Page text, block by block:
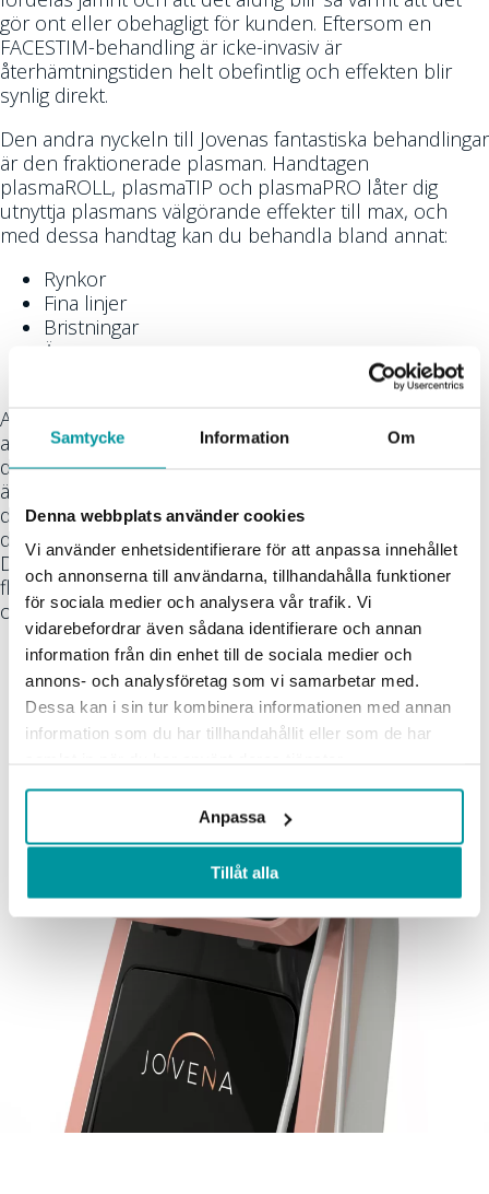
Samtycke Information Om
Denna webbplats använder cookies
Vi använder enhetsidentifierare för att anpassa innehållet
och annonserna till användarna, tillhandahålla funktioner
för sociala medier och analysera vår trafik. Vi
vidarebefordrar även sådana identifierare och annan
information från din enhet till de sociala medier och
annons- och analysföretag som vi samarbetar med.
Dessa kan i sin tur kombinera informationen med annan
information som du har tillhandahållit eller som de har
Tillåt alla
Anpassa
gör ont eller obehagligt för kunden. Eftersom en
FACESTIM-behandling är icke-invasiv är
återhämtningstiden helt obefintlig och effekten blir
synlig direkt.
Den andra nyckeln till Jovenas fantastiska behandlingar
är den fraktionerade plasman. Handtagen
plasmaROLL, plasmaTIP och plasmaPRO låter dig
utnyttja plasmans välgörande effekter till max, och
med dessa handtag kan du behandla bland annat:
Rynkor
Fina linjer
Bristningar
Ärr
Allt går extremt snabbt och smidigt. Eller vad sägs om
att kunna behandla en hel rygg på 15 minuter, och
dekolletage på 5 – 10 min? Dina kunder kommer att
älska att det går så fort att få så bra resultat, eftersom
de då snabbt kan återgå till sina vardagsbestyr. Även
du som behandlar kommer älska Jovenas snabbhet.
Detta eftersom Jovena gör det möjligt att ta hand om
fler kunder på kortare tid – vilket ökar din dagliga
omsättning rejält!